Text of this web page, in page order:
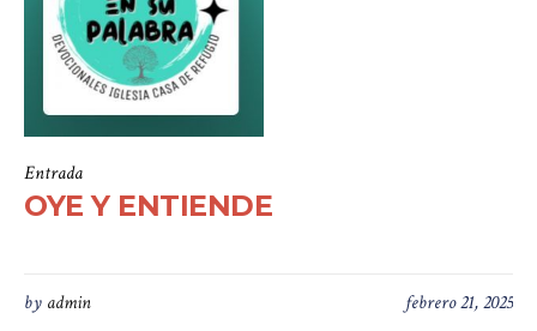
Entrada
OYE Y ENTIENDE
febrero 21, 2025
by admin